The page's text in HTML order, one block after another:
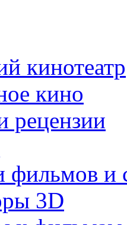
кинотеатр
кино
рецензии
фильмов и
3D